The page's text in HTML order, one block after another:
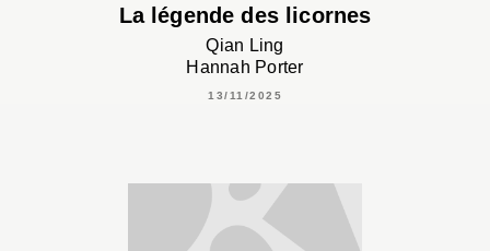
La légende des licornes
Qian Ling
Hannah Porter
13/11/2025